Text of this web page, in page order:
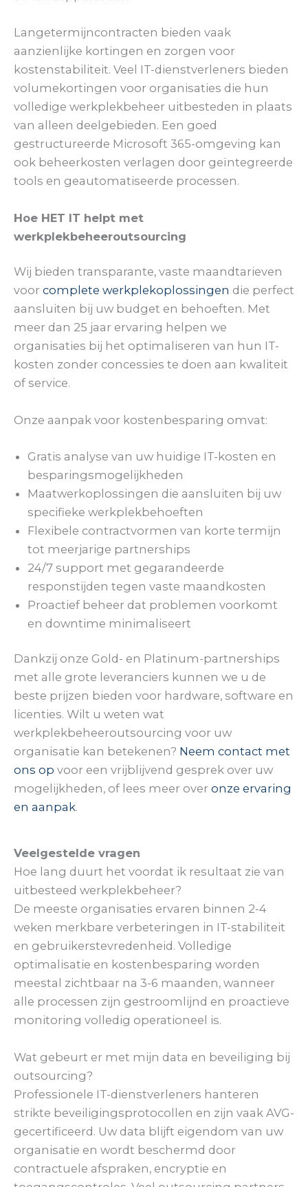
Langetermijncontracten bieden vaak
aanzienlijke kortingen en zorgen voor
kostenstabiliteit. Veel IT-dienstverleners bieden
volumekortingen voor organisaties die hun
volledige werkplekbeheer uitbesteden in plaats
van alleen deelgebieden. Een goed
gestructureerde Microsoft 365-omgeving kan
ook beheerkosten verlagen door geïntegreerde
tools en geautomatiseerde processen.
Hoe HET IT helpt met
werkplekbeheeroutsourcing
Wij bieden transparante, vaste maandtarieven
voor complete werkplekoplossingen die perfect
aansluiten bij uw budget en behoeften. Met
meer dan 25 jaar ervaring helpen we
organisaties bij het optimaliseren van hun IT-
kosten zonder concessies te doen aan kwaliteit
of service.
Onze aanpak voor kostenbesparing omvat:
Gratis analyse van uw huidige IT-kosten en
besparingsmogelijkheden
Maatwerkoplossingen die aansluiten bij uw
specifieke werkplekbehoeften
Flexibele contractvormen van korte termijn
tot meerjarige partnerships
24/7 support met gegarandeerde
responstijden tegen vaste maandkosten
Proactief beheer dat problemen voorkomt
en downtime minimaliseert
Dankzij onze Gold- en Platinum-partnerships
met alle grote leveranciers kunnen we u de
beste prijzen bieden voor hardware, software en
licenties. Wilt u weten wat
werkplekbeheeroutsourcing voor uw
organisatie kan betekenen? Neem contact met
ons op voor een vrijblijvend gesprek over uw
mogelijkheden, of lees meer over onze ervaring
en aanpak.
Veelgestelde vragen
Hoe lang duurt het voordat ik resultaat zie van
uitbesteed werkplekbeheer?
De meeste organisaties ervaren binnen 2-4
weken merkbare verbeteringen in IT-stabiliteit
en gebruikerstevredenheid. Volledige
optimalisatie en kostenbesparing worden
meestal zichtbaar na 3-6 maanden, wanneer
alle processen zijn gestroomlijnd en proactieve
monitoring volledig operationeel is.
Wat gebeurt er met mijn data en beveiliging bij
outsourcing?
Professionele IT-dienstverleners hanteren
strikte beveiligingsprotocollen en zijn vaak AVG-
gecertificeerd. Uw data blijft eigendom van uw
organisatie en wordt beschermd door
contractuele afspraken, encryptie en